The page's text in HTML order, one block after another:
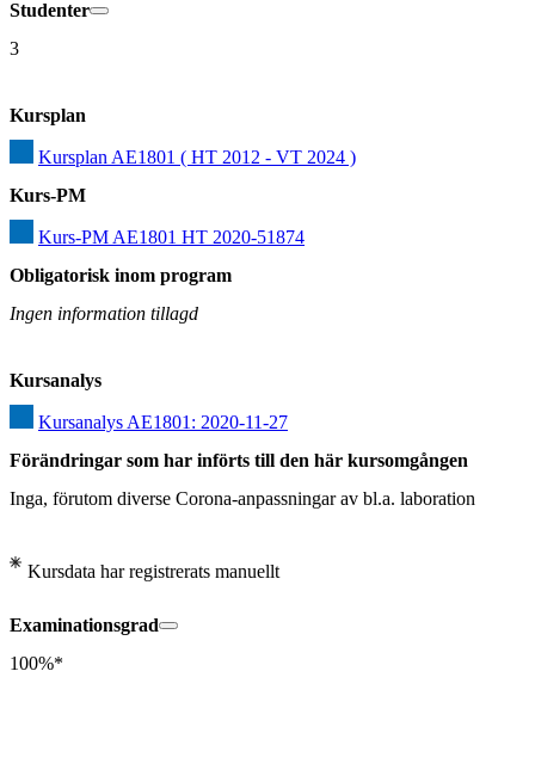
Studenter
3
Kursplan
Kursplan AE1801 ( HT 2012 - VT 2024 )
Kurs-PM
Kurs-PM AE1801 HT 2020-51874
Obligatorisk inom program
Ingen information tillagd
Kursanalys
Kursanalys AE1801: 2020-11-27
Förändringar som har införts till den här kursomgången
Inga, förutom diverse Corona-anpassningar av bl.a. laboration
Kursdata har registrerats manuellt
Examinationsgrad
100%*